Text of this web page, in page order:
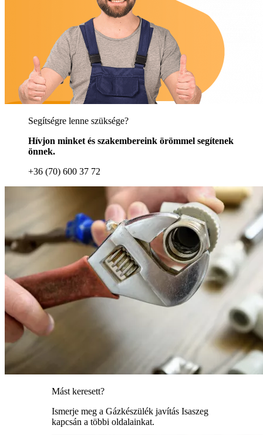
Segítségre lenne szüksége?
Hívjon minket és szakembereink örömmel segítenek
önnek.
+36 (70) 600 37 72
Mást keresett?
Ismerje meg a Gázkészülék javítás Isaszeg
kapcsán a többi oldalainkat.